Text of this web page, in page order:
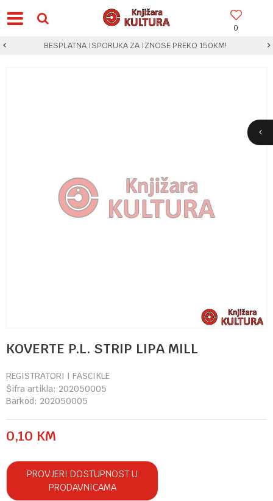
0
BESPLATNA ISPORUKA ZA IZNOSE PREKO 150KM!
KOVERTE P.L. STRIP LIPA MILL
REGISTRATORI I FASCIKLE
Šifra artikla: 202050005
Barkod: 202050005
0,10 KM
PROVJERI DOSTUPNOST U
PRODAVNICAMA